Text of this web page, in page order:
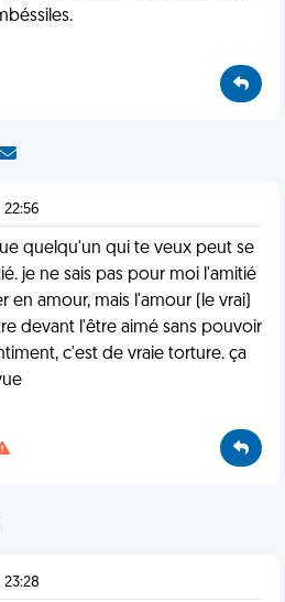
quelqu'un qui te veux peut se
je ne sais pas pour moi l'amitié
en amour, mais l'amour (le vrai)
devant l'être aimé sans pouvoir
c'est de vraie torture. ça